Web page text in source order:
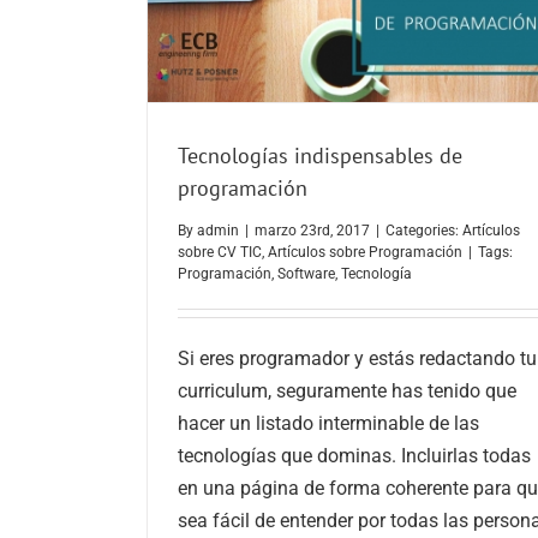
Tecnologías indispensables de
programación
By admin marzo 23rd, 2017 Categories: Artículos
sobre CV TIC, Artículos sobre Programación
Tags:
Programación, Software, Tecnología
Si eres programador y estás redactando tu
curriculum, seguramente has tenido que
hacer un listado interminable de las
tecnologías que dominas. Incluirlas todas
en una página de forma coherente para
sea fácil de entender por todas las